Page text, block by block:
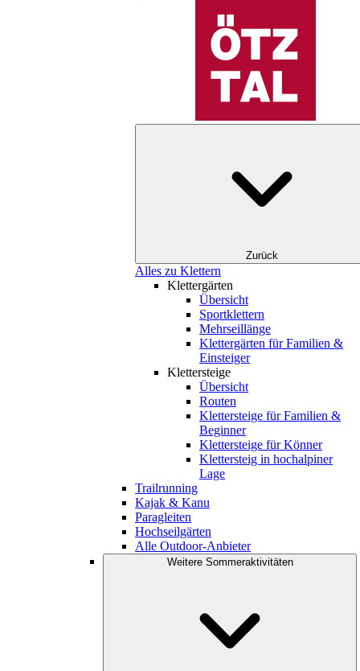
Zurück
Alles zu Klettern
Klettergärten
Übersicht
Sportklettern
Mehrseillänge
Klettergärten für Familien &
Einsteiger
Klettersteige
Übersicht
Routen
Klettersteige für Familien &
Beginner
Klettersteige für Könner
Klettersteig in hochalpiner
Lage
Trailrunning
Kajak & Kanu
Paragleiten
Hochseilgärten
Alle Outdoor-Anbieter
Weitere Sommeraktivitäten